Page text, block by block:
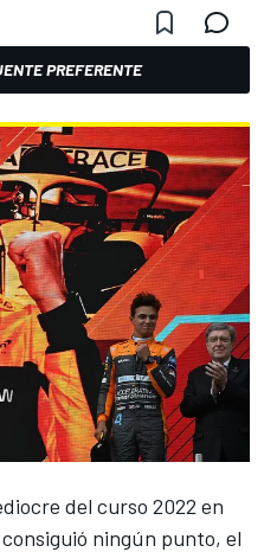
PREFERENTE
del curso 2022 en
ningún punto, el